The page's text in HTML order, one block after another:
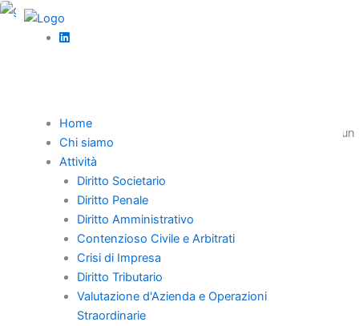
Vai
Home
Chi siamo
Attività
Diritto Societario
Diritto Penale
Diritto Amministrativo
Contenzioso Civile e Arbitrati
Crisi di Impresa
Diritto Tributario
Valutazione d'Azienda e Operazioni
Straordinarie
l’amministratore per gravi irregolarità gestionali, nominando un
curatore speciale e un amministratore giudiziario.
Home
Chi Siamo
Professionisti
Novità e Aggiornamenti